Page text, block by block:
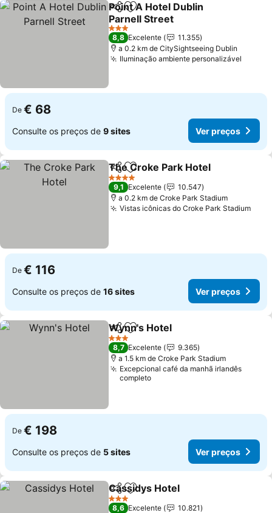
PartilharAdicionar aos favoritos
Point A Hotel Dublin
Parnell Street
3 Estrelas
8,8 Excelente
11.355
a 0.2 km de CitySightseeing Dublin
Iluminação ambiente personalizável
De € 68
Consulte os preços de 9 sites Ver preços
PartilharAdicionar aos favoritos
The Croke Park Hotel
4 Estrelas
9,1 Excelente
10.547
a 0.2 km de Croke Park Stadium
Vistas icônicas do Croke Park Stadium
De € 116
Consulte os preços de 16 sites Ver preços
PartilharAdicionar aos favoritos
Wynn's Hotel
3 Estrelas
8,7 Excelente
9.365
a 1.5 km de Croke Park Stadium
Excepcional café da manhã irlandês
completo
De € 198
Consulte os preços de 5 sites Ver preços
PartilharAdicionar aos favoritos
Cassidys Hotel
3 Estrelas
8,6 Excelente
10.821